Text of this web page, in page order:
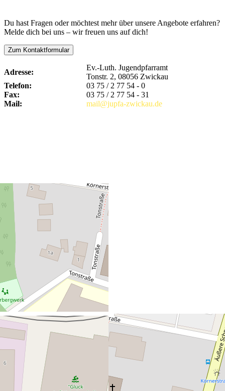
Du hast Fragen oder möchtest mehr über unsere Angebote erfahren?
Melde dich bei uns – wir freuen uns auf dich!
Zum Kontaktformular
Adresse:
Ev.-Luth. Jugendpfarramt
Tonstr. 2, 08056 Zwickau
Telefon:
03 75 / 2 77 54 - 0
Fax:
03 75 / 2 77 54 - 31
Mail:
mail@jupfa-zwickau.de